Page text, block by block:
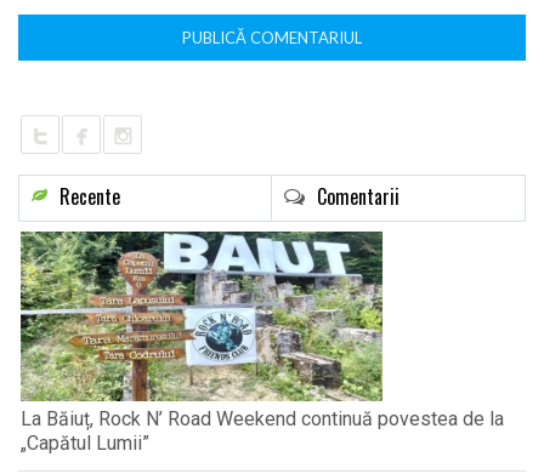
Recente Comentarii
La Băiuț, Rock N’ Road Weekend continuă povestea de la
„Capătul Lumii”